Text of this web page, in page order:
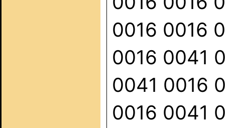
0016 0016
0016 0041
0041 0016
0016 0041